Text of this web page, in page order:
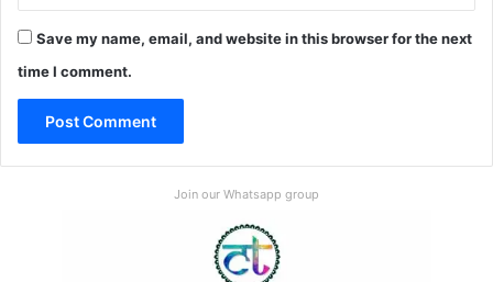
Save my name, email, and website in this browser for the next
time I comment.
Join our Whatsapp group